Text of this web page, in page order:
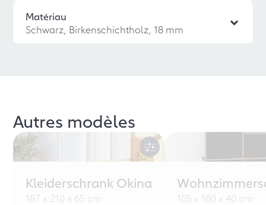
Matériau
Schwarz, Birkenschichtholz, 18 mm
Autres modèles
Kleiderschrank Okina
187 x 210 x 65 cm 105 x 180 x 40 cm